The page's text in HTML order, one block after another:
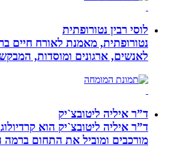
לוסי רבין נטורופתית
לאנשים, ארגונים ומוסדות,
ד”ר איליה ליטובצ`יק
מורכבים ומוביל את התחום ברמה